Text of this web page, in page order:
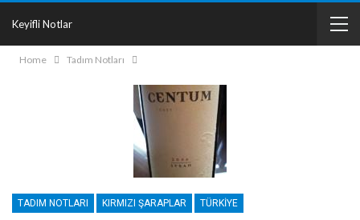
Keyifli Notlar
Home Tadım Notları
TADIM NOTLARI KIRMIZI ŞARAPLAR TÜRKIYE